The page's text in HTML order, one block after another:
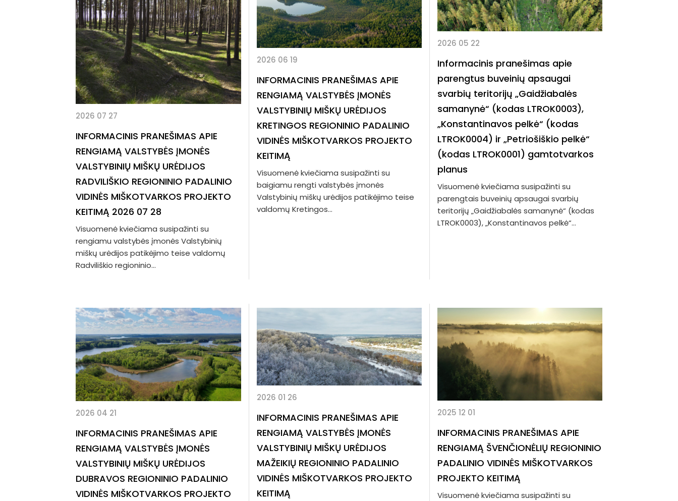
2026 07 27
INFORMACINIS PRANEŠIMAS APIE
RENGIAMĄ VALSTYBĖS ĮMONĖS
VALSTYBINIŲ MIŠKŲ URĖDIJOS
RADVILIŠKIO REGIONINIO PADALINIO
VIDINĖS MIŠKOTVARKOS PROJEKTO
KEITIMĄ 2026 07 28
Visuomenė kviečiama susipažinti su
rengiamu valstybės įmonės Valstybinių
miškų urėdijos patikėjimo teise valdomų
Radviliškio regioninio...
2026 06 19
INFORMACINIS PRANEŠIMAS APIE
RENGIAMĄ VALSTYBĖS ĮMONĖS
VALSTYBINIŲ MIŠKŲ URĖDIJOS
KRETINGOS REGIONINIO PADALINIO
VIDINĖS MIŠKOTVARKOS PROJEKTO
KEITIMĄ
Visuomenė kviečiama susipažinti su
baigiamu rengti valstybės įmonės
Valstybinių miškų urėdijos patikėjimo teise
valdomų Kretingos...
2026 05 22
Informacinis pranešimas apie
parengtus buveinių apsaugai
svarbių teritorijų „Gaidžiabalės
samanynė“ (kodas LTROK0003),
„Konstantinavos pelkė“ (kodas
LTROK0004) ir „Petriošiškio pelkė“
(kodas LTROK0001) gamtotvarkos
planus
Visuomenė kviečiama susipažinti su
parengtais buveinių apsaugai svarbių
teritorijų „Gaidžiabalės samanynė“ (kodas
LTROK0003), „Konstantinavos pelkė“...
2026 04 21
INFORMACINIS PRANEŠIMAS APIE
RENGIAMĄ VALSTYBĖS ĮMONĖS
VALSTYBINIŲ MIŠKŲ URĖDIJOS
DUBRAVOS REGIONINIO PADALINIO
VIDINĖS MIŠKOTVARKOS PROJEKTO
2026 01 26
INFORMACINIS PRANEŠIMAS APIE
RENGIAMĄ VALSTYBĖS ĮMONĖS
VALSTYBINIŲ MIŠKŲ URĖDIJOS
MAŽEIKIŲ REGIONINIO PADALINIO
VIDINĖS MIŠKOTVARKOS PROJEKTO
KEITIMĄ
2025 12 01
INFORMACINIS PRANEŠIMAS APIE
RENGIAMĄ ŠVENČIONĖLIŲ REGIONINIO
PADALINIO VIDINĖS MIŠKOTVARKOS
PROJEKTO KEITIMĄ
Visuomenė kviečiama susipažinti su